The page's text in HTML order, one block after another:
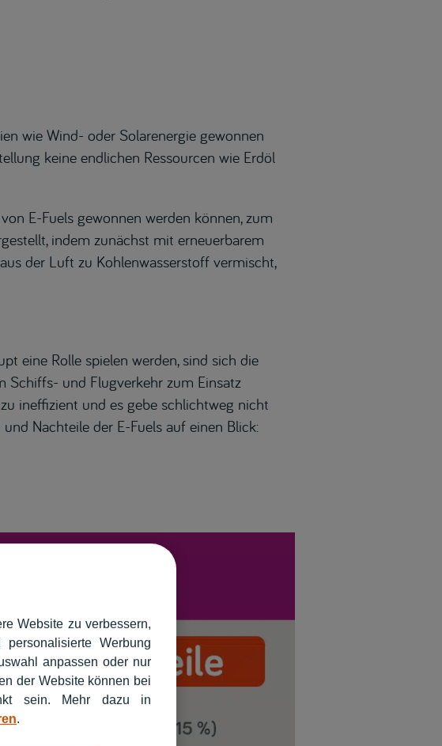
wie Wind- oder Solarenergie gewonnen
keine endlichen Ressourcen wie Erdöl
E-Fuels gewonnen werden können, zum
indem zunächst mit erneuerbarem
der Luft zu Kohlenwasserstoff vermischt,
eine Rolle spielen werden, sind sich die
Schiffs- und Flugverkehr zum Einsatz
ineffizient und es gebe schlichtweg nicht
Nachteile der E-Fuels auf einen Blick:
Website zu verbessern,
Werbung
anpassen oder nur
der Website können bei
sein. Mehr dazu in
.